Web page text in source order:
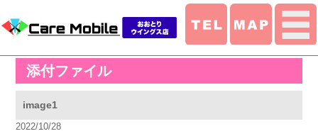
添付ファイル
image1
2022/10/28